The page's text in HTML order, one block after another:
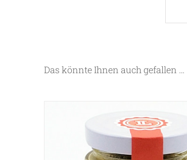
Das könnte Ihnen auch gefallen …